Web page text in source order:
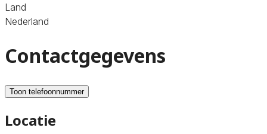
Land
Nederland
Contactgegevens
Toon telefoonnummer
Locatie